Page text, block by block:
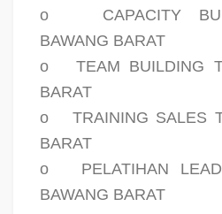
o
CAPACITY
BAWANG BARAT
o
TEAM BUILDING
BARAT
o
TRAINING SALES
BARAT
o
PELATIHAN
BAWANG BARAT